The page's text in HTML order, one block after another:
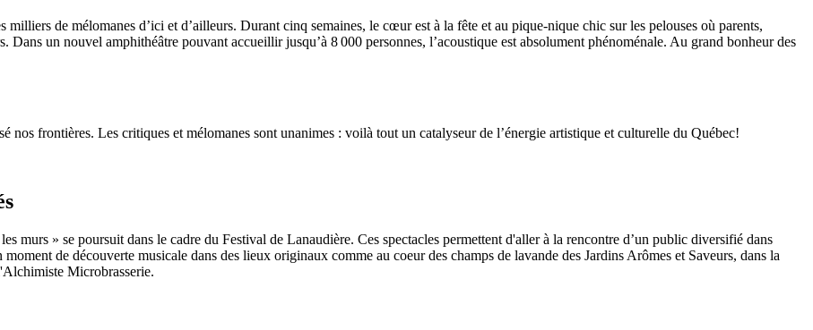
de mélomanes d’ici et d’ailleurs. Durant cinq semaines, le cœur est à la fête et au pique-nique chic sur les pelouses où parents,
Dans un nouvel amphithéâtre pouvant accueillir jusqu’à 8 000 personnes, l’acoustique est absolument phénoménale. Au grand bonheur des
nos frontières. Les critiques et mélomanes sont unanimes : voilà tout un catalyseur de l’énergie artistique et culturelle du Québec!
murs » se poursuit dans le cadre du Festival de Lanaudière. Ces spectacles permettent d'aller à la rencontre d’un public diversifié dans
de découverte musicale dans des lieux originaux comme au coeur des champs de lavande des Jardins Arômes et Saveurs, dans la
Microbrasserie.